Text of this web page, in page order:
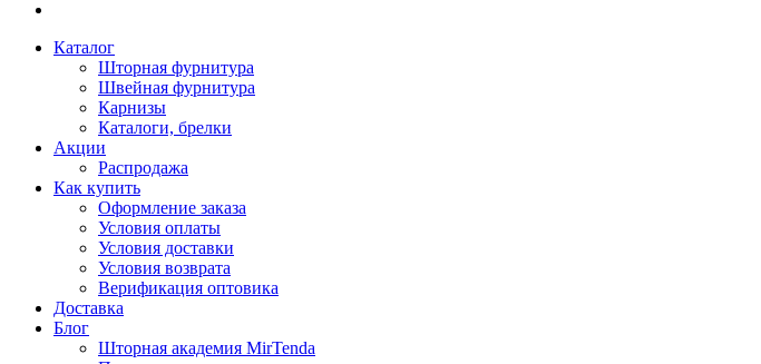
Каталог
Шторная фурнитура
Швейная фурнитура
Карнизы
Каталоги, брелки
Акции
Распродажа
Как купить
Оформление заказа
Условия оплаты
Условия доставки
Условия возврата
Верификация оптовика
Доставка
Блог
Шторная академия MirTenda